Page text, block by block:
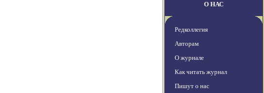
О НАС
Редколлегия
Авторам
О журнале
Как читать журнал
Пишут о нас